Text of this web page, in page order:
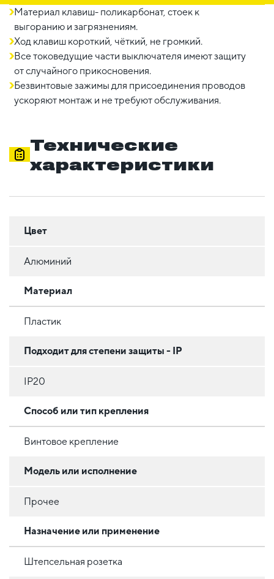
Материал клавиш- поликарбонат, стоек к
выгоранию и загрязнениям.
Ход клавиш короткий, чёткий, не громкий.
Все токоведущие части выключателя имеют защиту
от случайного прикосновения.
Безвинтовые зажимы для присоединения проводов
ускоряют монтаж и не требуют обслуживания.
Технические
характеристики
Цвет
Алюминий
Материал
Пластик
Подходит для степени защиты - IP
IP20
Способ или тип крепления
Винтовое крепление
Модель или исполнение
Прочее
Назначение или применение
Штепсельная розетка